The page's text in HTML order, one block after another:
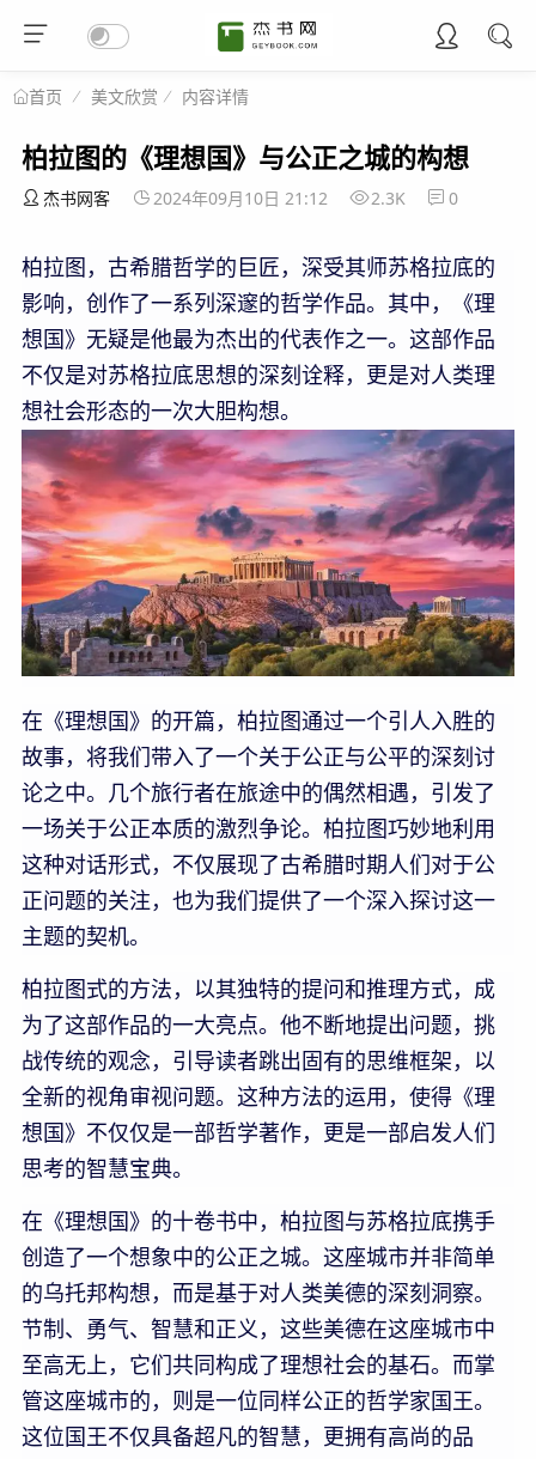
首页 美文欣赏 内容详情
柏拉图的《理想国》与公正之城的构想
杰书网客 2024年09月10日 21:12 2.3K 0
柏拉图，古希腊哲学的巨匠，深受其师苏格拉底的
影响，创作了一系列深邃的哲学作品。其中，《理
想国》无疑是他最为杰出的代表作之一。这部作品
不仅是对苏格拉底思想的深刻诠释，更是对人类理
想社会形态的一次大胆构想。
在《理想国》的开篇，柏拉图通过一个引人入胜的
故事，将我们带入了一个关于公正与公平的深刻讨
论之中。几个旅行者在旅途中的偶然相遇，引发了
一场关于公正本质的激烈争论。柏拉图巧妙地利用
这种对话形式，不仅展现了古希腊时期人们对于公
正问题的关注，也为我们提供了一个深入探讨这一
主题的契机。
柏拉图式的方法，以其独特的提问和推理方式，成
为了这部作品的一大亮点。他不断地提出问题，挑
战传统的观念，引导读者跳出固有的思维框架，以
全新的视角审视问题。这种方法的运用，使得《理
想国》不仅仅是一部哲学著作，更是一部启发人们
思考的智慧宝典。
在《理想国》的十卷书中，柏拉图与苏格拉底携手
创造了一个想象中的公正之城。这座城市并非简单
的乌托邦构想，而是基于对人类美德的深刻洞察。
节制、勇气、智慧和正义，这些美德在这座城市中
至高无上，它们共同构成了理想社会的基石。而掌
管这座城市的，则是一位同样公正的哲学家国王。
这位国王不仅具备超凡的智慧，更拥有高尚的品